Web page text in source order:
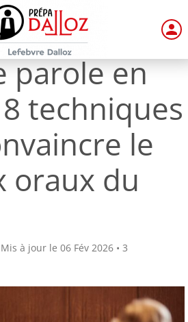
parole en
techniques
le
oraux du
à jour le 06 Fév 2026 • 3